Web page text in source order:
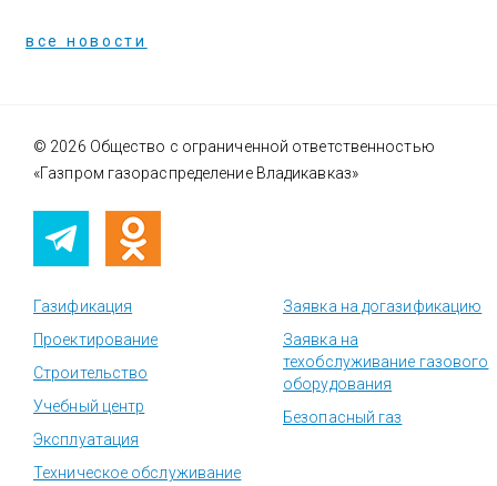
все новости
© 2026 Общество с ограниченной ответственностью
«Газпром газораспределение Владикавказ»
Газификация
Проектирование
Строительство
Учебный центр
Эксплуатация
Техническое обслуживание
Заявка на догазификацию
Заявка на
техобслуживание газового
оборудования
Безопасный газ